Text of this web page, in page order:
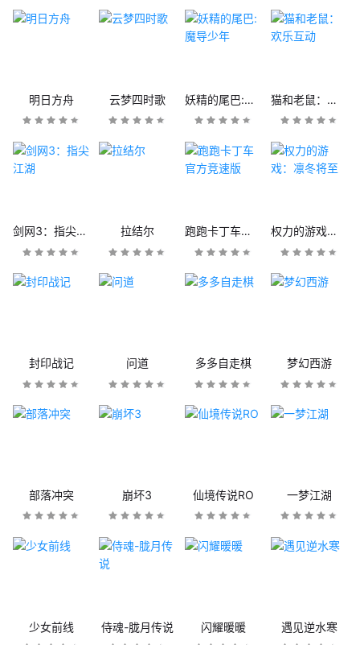
明日方舟 云梦四时歌 妖精的尾巴:魔导少年 猫和老鼠：欢乐互动
剑网3：指尖江湖 拉结尔 跑跑卡丁车官方竞速版 权力的游戏：凛冬将至
封印战记 问道 多多自走棋 梦幻西游
部落冲突 崩坏3 仙境传说RO 一梦江湖
少女前线 侍魂-胧月传说 闪耀暖暖 遇见逆水寒